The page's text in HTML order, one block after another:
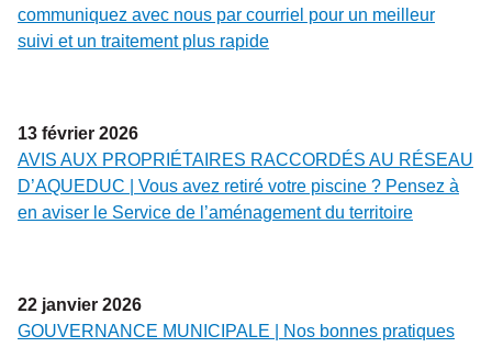
communiquez avec nous par courriel pour un meilleur
suivi et un traitement plus rapide
13 février 2026
AVIS AUX PROPRIÉTAIRES RACCORDÉS AU RÉSEAU
D’AQUEDUC | Vous avez retiré votre piscine ? Pensez à
en aviser le Service de l’aménagement du territoire
22 janvier 2026
GOUVERNANCE MUNICIPALE | Nos bonnes pratiques